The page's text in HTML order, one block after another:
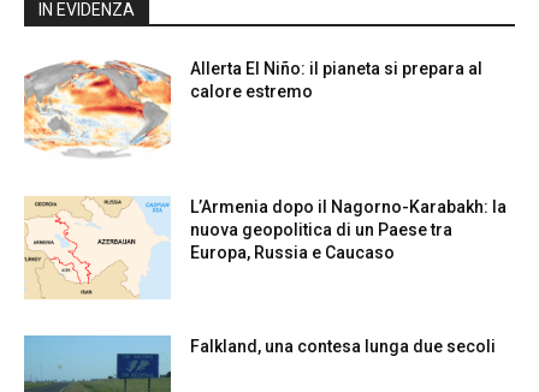
IN EVIDENZA
Allerta El Niño: il pianeta si prepara al
calore estremo
L’Armenia dopo il Nagorno-Karabakh: la
nuova geopolitica di un Paese tra
Europa, Russia e Caucaso
Falkland, una contesa lunga due secoli